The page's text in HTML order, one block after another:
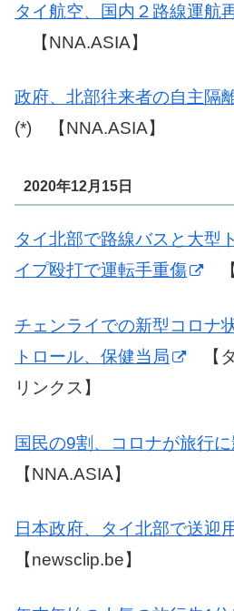
タイ航空、国内２路線運航
【NNA.ASIA】
政府、北部往来者の自主隔
(*) 【NNA.ASIA】
2020年12月15日
タイ北部で路線バスと大型
イプ殴打で運転手重傷
【
チェンライでの新型コロナ
トロール、保健当局
【タ
リンクス】
国民の9割、コロナが旅行
【NNA.ASIA】
日本政府、タイ北部で送迎
【newsclip.be】